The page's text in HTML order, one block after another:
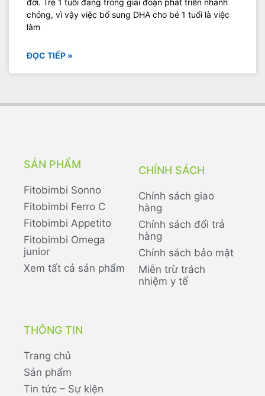
đời. Trẻ 1 tuổi đang trong giai đoạn phát triển nhanh
chóng, vì vậy việc bổ sung DHA cho bé 1 tuổi là việc
làm
ĐỌC TIẾP »
SẢN PHẨM
Fitobimbi Sonno
Fitobimbi Ferro C
Fitobimbi Appetito
Fitobimbi Omega
junior
Xem tất cả sản phẩm
CHÍNH SÁCH
Chính sách giao
hàng
Chính sách đổi trả
hàng
Chính sách bảo mật
Miễn trừ trách
nhiệm y tế
THÔNG TIN
Trang chủ
Sản phẩm
Tin tức – Sự kiện